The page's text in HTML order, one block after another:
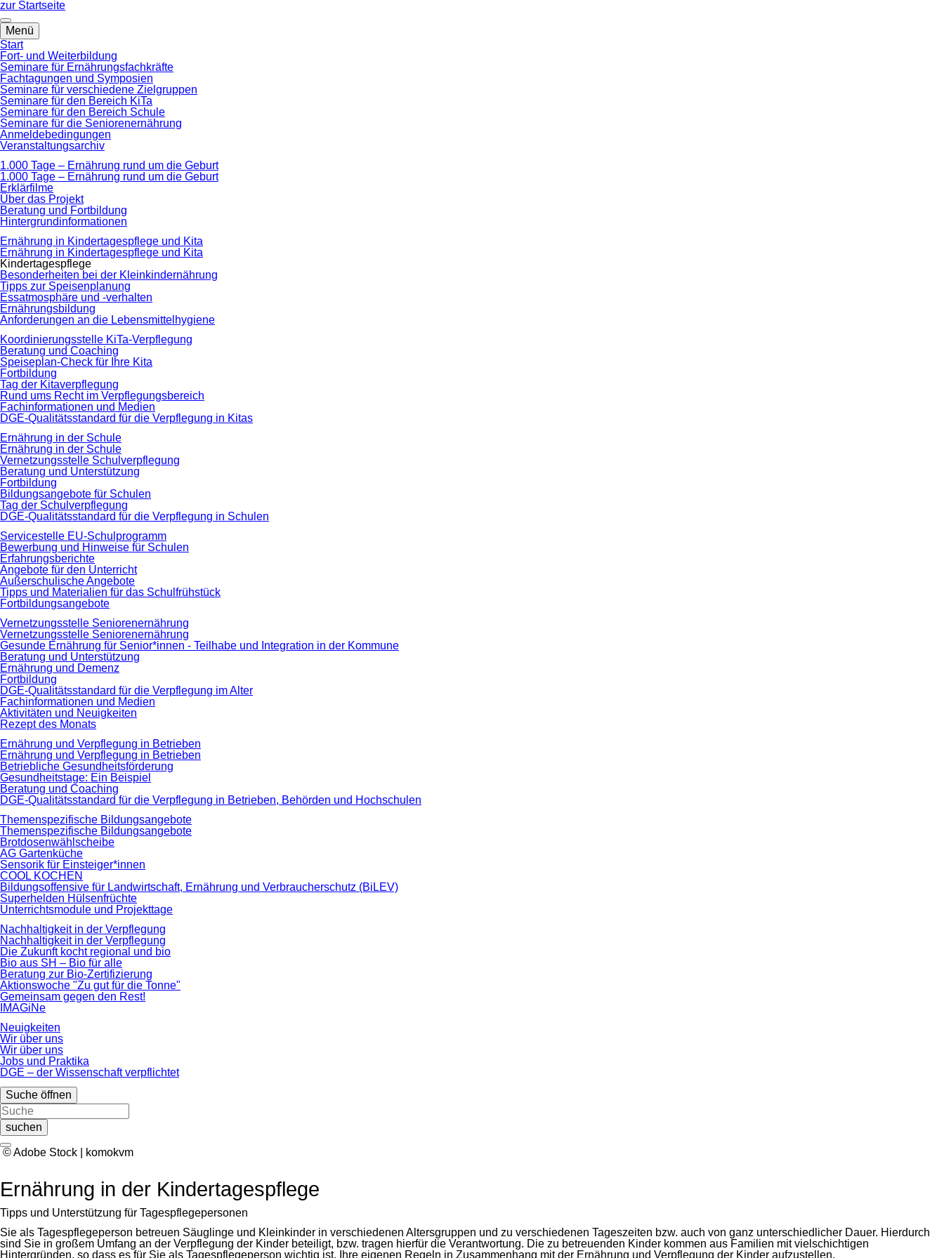
zum
Hauptinhalt
springen
zur Startseite
Menü
Start
Fort- und Weiterbildung
Seminare für Ernährungsfachkräfte
Fachtagungen und Symposien
Seminare für verschiedene Zielgruppen
Seminare für den Bereich KiTa
Seminare für den Bereich Schule
Seminare für die Seniorenernährung
Anmeldebedingungen
Veranstaltungsarchiv
1.000 Tage – Ernährung rund um die Geburt
1.000 Tage – Ernährung rund um die Geburt
Erklärfilme
Über das Projekt
Beratung und Fortbildung
Hintergrundinformationen
Ernährung in Kindertagespflege und Kita
Ernährung in Kindertagespflege und Kita
Kindertagespflege
Besonderheiten bei der Kleinkindernährung
Tipps zur Speisenplanung
Essatmosphäre und -verhalten
Ernährungsbildung
Anforderungen an die Lebensmittelhygiene
Koordinierungsstelle KiTa-Verpflegung
Beratung und Coaching
Speiseplan-Check für Ihre Kita
Fortbildung
Tag der Kitaverpflegung
Rund ums Recht im Verpflegungsbereich
Fachinformationen und Medien
DGE-Qualitätsstandard für die Verpflegung in Kitas
Ernährung in der Schule
Ernährung in der Schule
Vernetzungsstelle Schulverpflegung
Beratung und Unterstützung
Fortbildung
Bildungsangebote für Schulen
Tag der Schulverpflegung
DGE-Qualitätsstandard für die Verpflegung in Schulen
Servicestelle EU-Schulprogramm
Bewerbung und Hinweise für Schulen
Erfahrungsberichte
Angebote für den Unterricht
Außerschulische Angebote
Tipps und Materialien für das Schulfrühstück
Fortbildungsangebote
Vernetzungsstelle Seniorenernährung
Vernetzungsstelle Seniorenernährung
Gesunde Ernährung für Senior*innen - Teilhabe und Integration in der Kommune
Beratung und Unterstützung
Ernährung und Demenz
Fortbildung
DGE-Qualitätsstandard für die Verpflegung im Alter
Fachinformationen und Medien
Aktivitäten und Neuigkeiten
Rezept des Monats
Ernährung und Verpflegung in Betrieben
Ernährung und Verpflegung in Betrieben
Betriebliche Gesundheitsförderung
Gesundheitstage: Ein Beispiel
Beratung und Coaching
DGE-Qualitätsstandard für die Verpflegung in Betrieben, Behörden und Hochschulen
Themenspezifische Bildungsangebote
Themenspezifische Bildungsangebote
Brotdosenwählscheibe
AG Gartenküche
Sensorik für Einsteiger*innen
COOL KOCHEN
Bildungsoffensive für Landwirtschaft, Ernährung und Verbraucherschutz (BiLEV)
Superhelden Hülsenfrüchte
Unterrichtsmodule und Projekttage
Nachhaltigkeit in der Verpflegung
Nachhaltigkeit in der Verpflegung
Die Zukunft kocht regional und bio
Bio aus SH – Bio für alle
Beratung zur Bio-Zertifizierung
Aktionswoche "Zu gut für die Tonne"
Gemeinsam gegen den Rest!
IMAGiNe
Neuigkeiten
Wir über uns
Wir über uns
Jobs und Praktika
DGE – der Wissenschaft verpflichtet
Suche öffnen
suchen
© Adobe Stock | komokvm
Ernährung in der Kindertagespflege
Tipps und Unterstützung für Tagespflegepersonen
Sie als Tagespflegeperson betreuen Säuglinge und Kleinkinder in verschiedenen Altersgruppen und zu verschiedenen Tageszeiten bzw. auch von ganz unterschiedlicher Dauer. Hierdurch
sind Sie in großem Umfang an der Verpflegung der Kinder beteiligt, bzw. tragen hierfür die Verantwortung. Die zu betreuenden Kinder kommen aus Familien mit vielschichtigen
Hintergründen, so dass es für Sie als Tagespflegeperson wichtig ist, Ihre eigenen Regeln in Zusammenhang mit der Ernährung und Verpflegung der Kinder aufzustellen.